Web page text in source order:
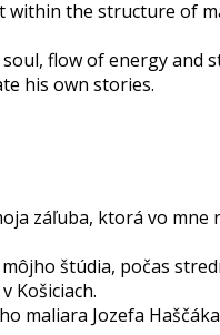
the structure of
flow of energy
his own stories.
záľuba, ktorá vo mne
štúdia, počas
Košiciach.
maliara Jozefa